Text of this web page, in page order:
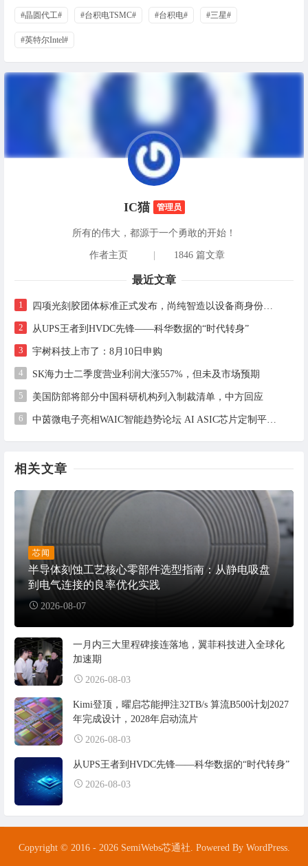
#晶圆代工# #台积电TSMC# #台积电# #三星#
#英特尔Intel#
IC猫 管理员
所有的伟大，都源于一个勇敢的开始！
作者主页 | 1846 篇文章
最近文章
1
2 从UPS王者到HVDC先锋——科华数据的“时代转身”
3 宇树科技上市了：8月10日申购
4 SK海力士二季度营业利润大涨557%，但未及市场预期
5 美国防部将部分中国科研机构列入制裁清单，中方回应
6
相关文章
芯闻
半导体刻蚀工艺核心零部件选型指南：从静电吸盘
到电气连接的良率优化实践
2026-08-07
一月内三大里程碑接连落地，翼菲科技进入全球化
加速期
2026-08-03
Kimi登顶，曜启芯能押注32TB/s 算流B500计划2027
年完成设计，2028年启动流片
2026-08-03
从UPS王者到HVDC先锋——科华数据的“时代转身”
2026-08-03
Copyright © 2016 - 2026 SemiWebs芯通社. Powered By WordPress.